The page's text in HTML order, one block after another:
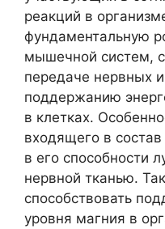
реакций в
фундаментальную
мышечной систем,
передаче нервных
поддержанию
в клетках.
входящего в
в его способности
нервной тканью.
способствовать
уровня магния в